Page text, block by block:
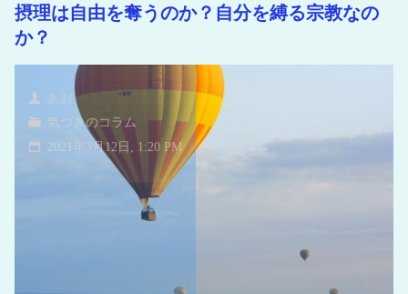
摂理は自由を奪うのか？自分を縛る宗教なの
か？
あお
気づきのコラム
2021年3月12日, 1:20 PM